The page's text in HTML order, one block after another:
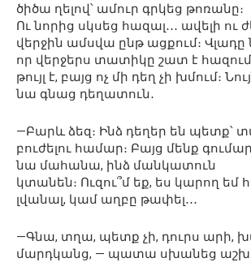
ծիծա ղելով՝ ամուր գրկեց թոռանը։
Ու նորից սկսեց հազալ․․․ ավելի ու
վերջին ամսվա ընթ ացքում։ Վլադը
որ վերջերս տատիկը շատ է
թույլ է, բայց ոչ մի դեղ չի խմում։
նա գնաց դեղատուն․
—Բարև ձեզ։ Ինձ դեղեր են պետք՝
բուժելու համար։ Բայց մենք
նա մահանա, ինձ մանկատուն
կտանեն։ Ուզու՞մ եք, ես կարող
լվանալ, կամ աղբը թափել․․․
—Գնա, տղա, պետք չի, դուրս արի,
մարդկանց, — պատա սխանեց